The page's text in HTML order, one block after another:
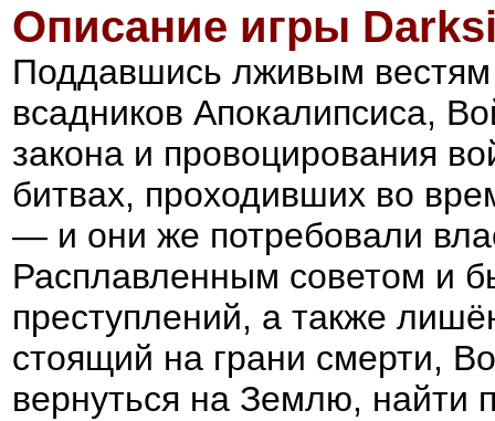
Описание игры
Поддавшись лживым вестям
всадников Апокалипсиса,
закона и провоцирования
битвах, проходивших во
— и они же потребовали
Расплавленным советом и
преступлений, а также
стоящий на грани смерти,
вернуться на Землю, найти